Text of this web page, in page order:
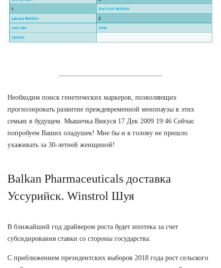
Необходим поиск генетических маркеров, позволяющих
прогнозировать развитие преждевременной менопаузы в этих
семьях в будущем. Мышечка Викуся 17 Дек 2009 19:46 Сейчас
попробуем Ваших оладушек! Мне бы и в голову не пришло
ухаживать за 30-летней женщиной!
Balkan Pharmaceuticals доставка
Уссурийск. Winstrol Шуя
В ближайший год драйвером роста будет ипотека за счет
субсидирования ставки со стороны государства.
С приближением президентских выборов 2018 года рост сельского